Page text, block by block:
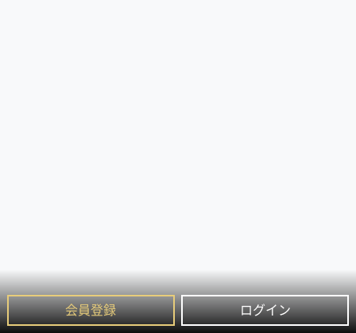
会員登録 ログイン